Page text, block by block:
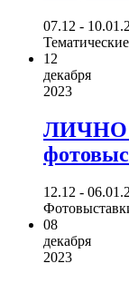
07.12 -
Тематические
12
декабря
2023
ЛИЧНО
12.12 -
08
декабря
2023